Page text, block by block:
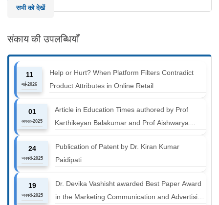
सभी को देखें
संकाय की उपलब्धियाँ
11
मई-2026
Help or Hurt? When Platform Filters Contradict
Product Attributes in Online Retail
01
अगस्त-2025
Article in Education Times authored by Prof
Karthikeyan Balakumar and Prof Aishwarya
Harichandan titled "B-schools must align with the
industry shift or risk leaving graduates stranded
24
जनवरी-2025
Publication of Patent by Dr. Kiran Kumar
Paidipati
19
जनवरी-2025
Dr. Devika Vashisht awarded Best Paper Award
in the Marketing Communication and Advertising